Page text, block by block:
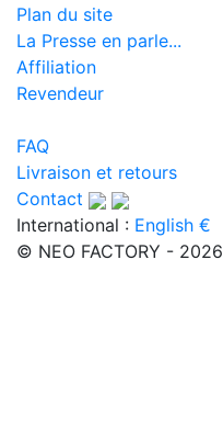
Plan du site
La Presse en parle...
Affiliation
Revendeur
FAQ
Livraison et retours
Contact
International : English €
© NEO FACTORY - 2026